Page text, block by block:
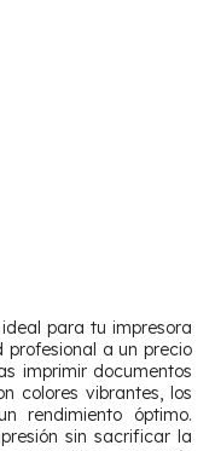
para tu impresora
profesional a un precio
imprimir documentos
colores vibrantes, los
rendimiento óptimo.
sin sacrificar la